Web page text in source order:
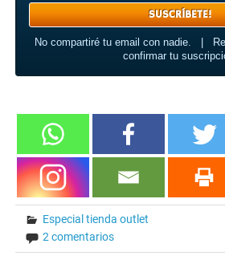
No compartiré tu email con nadie. |
confirmar tu
Especial tienda outlet
2 comentarios